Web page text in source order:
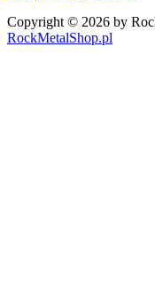
Copyright © 2026 by
RockMetalShop.pl